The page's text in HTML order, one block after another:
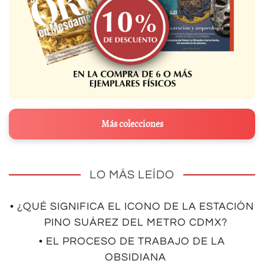
Más colecciones
LO MÁS LEÍDO
• ¿QUÉ SIGNIFICA EL ICONO DE LA ESTACIÓN
PINO SUÁREZ DEL METRO CDMX?
• EL PROCESO DE TRABAJO DE LA
OBSIDIANA